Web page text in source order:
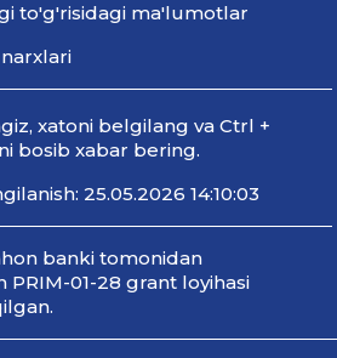
to'g'risidagi ma'lumotlar
xatoni belgilang va Ctrl +
bosib xabar bering.
25.05.2026 14:10:03
banki tomonidan
PRIM-01-28 grant loyihasi